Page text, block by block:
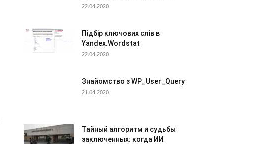
22.04.2020
Підбір ключових слів в
Yandex.Wordstat
22.04.2020
Знайомство з WP_User_Query
21.04.2020
Тайный алгоритм и судьбы
заключенных: когда ИИ